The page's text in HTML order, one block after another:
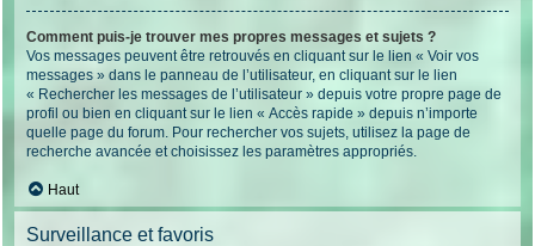
Comment puis-je trouver mes propres messages et sujets ?
Vos messages peuvent être retrouvés en cliquant sur le lien « Voir vos
messages » dans le panneau de l’utilisateur, en cliquant sur le lien
« Rechercher les messages de l’utilisateur » depuis votre propre page de
profil ou bien en cliquant sur le lien « Accès rapide » depuis n’importe
quelle page du forum. Pour rechercher vos sujets, utilisez la page de
recherche avancée et choisissez les paramètres appropriés.
Haut
Surveillance et favoris